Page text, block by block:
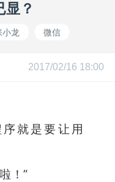
显？
小龙 微信
2017/02/16 18:00
就是要让用
！”